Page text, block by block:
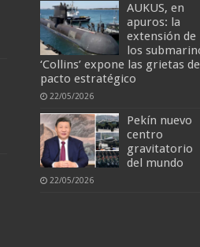
AUKUS, en
apuros: la
extensión de
los
‘Collins’ expone las grietas del
pacto estratégico
22/05/2026
Pekín nuevo
centro
gravitatorio
del mundo
22/05/2026